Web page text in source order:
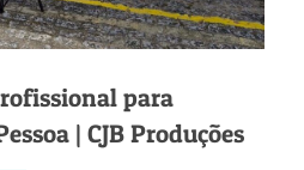
para
| CJB Produções